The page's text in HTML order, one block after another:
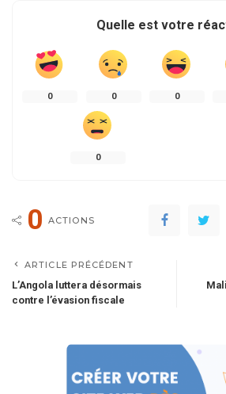
Quelle est votre
0 0 0
0
0 ACTIONS
ARTICLE PRÉCÉDENT
L’Angola luttera désormais
contre l’évasion fiscale